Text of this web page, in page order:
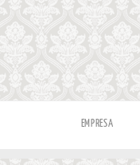
EMPRESA